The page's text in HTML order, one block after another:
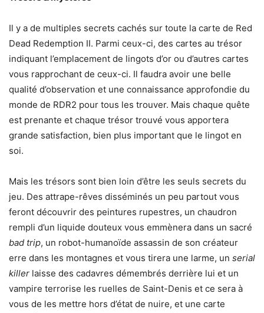
Il y a de multiples secrets cachés sur toute la carte de Red
Dead Redemption II. Parmi ceux-ci, des cartes au trésor
indiquant l’emplacement de lingots d’or ou d’autres cartes
vous rapprochant de ceux-ci. Il faudra avoir une belle
qualité d’observation et une connaissance approfondie du
monde de RDR2 pour tous les trouver. Mais chaque quête
est prenante et chaque trésor trouvé vous apportera
grande satisfaction, bien plus important que le lingot en
soi.
Mais les trésors sont bien loin d’être les seuls secrets du
jeu. Des attrape-rêves disséminés un peu partout vous
feront découvrir des peintures rupestres, un chaudron
rempli d’un liquide douteux vous emmènera dans un sacré
bad trip, un robot-humanoïde assassin de son créateur
erre dans les montagnes et vous tirera une larme, un serial
killer laisse des cadavres démembrés derrière lui et un
vampire terrorise les ruelles de Saint-Denis et ce sera à
vous de les mettre hors d’état de nuire, et une carte